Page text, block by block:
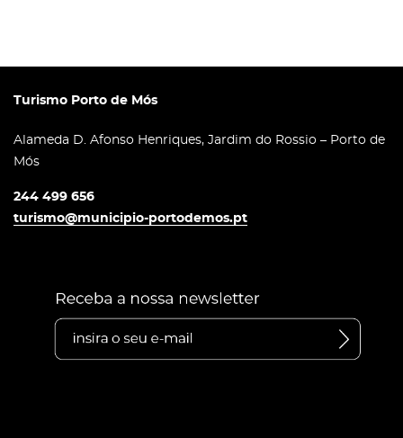
Turismo Porto de Mós
Alameda D. Afonso Henriques, Jardim do Rossio – Porto de
Mós
244 499 656
turismo@municipio-portodemos.pt